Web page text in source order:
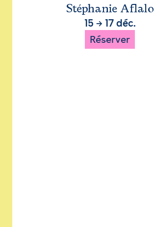
Stéphanie Aflalo
15 → 17 déc.
Réserver